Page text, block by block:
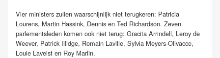
Vier ministers zullen waarschijnlijk niet terugkeren: Patricia
Lourens, Martin Hassink, Dennis en Ted Richardson. Zeven
parlementsleden komen ook niet terug: Gracita Arrindell, Leroy de
Weever, Patrick Illidge, Romain Laville, Sylvia Meyers-Olivacce,
Louie Laveist en Roy Marlin.